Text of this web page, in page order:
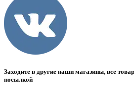
Заходите в другие наши магазины, все
посылкой